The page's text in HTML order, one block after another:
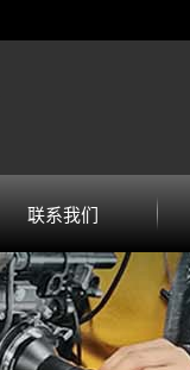
联系我们